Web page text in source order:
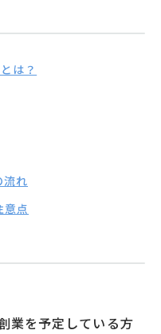
は？
流れ
意点
業を予定している方